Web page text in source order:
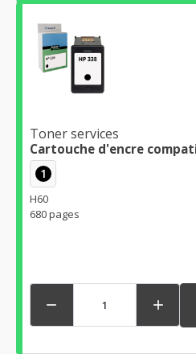
Toner services
Cartouche d'encre
1
H60
680 pages
 